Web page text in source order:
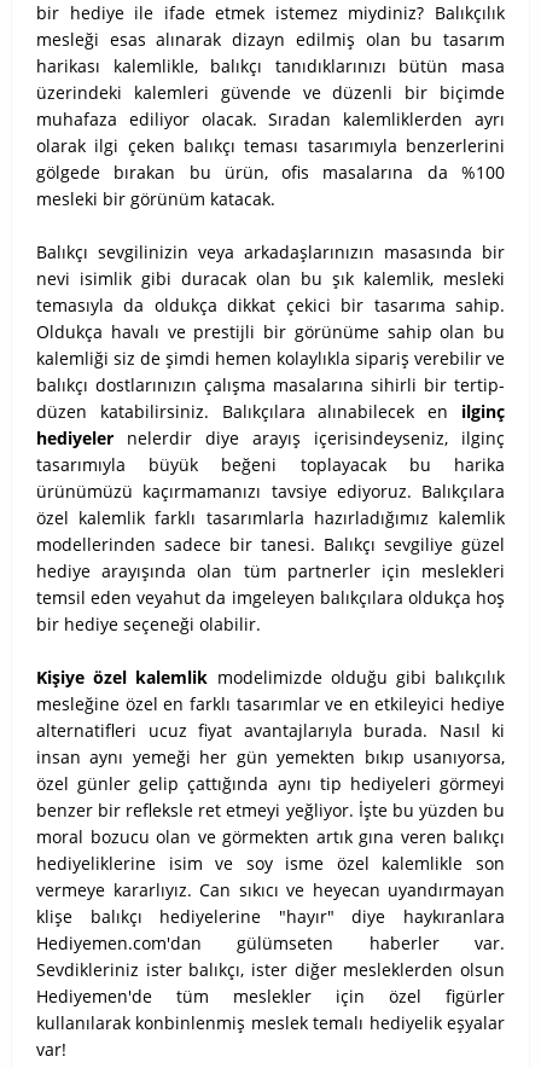
bir hediye ile ifade etmek istemez miydiniz? Balıkçılık
mesleği esas alınarak dizayn edilmiş olan bu tasarım
harikası kalemlikle, balıkçı tanıdıklarınızı bütün masa
üzerindeki kalemleri güvende ve düzenli bir biçimde
muhafaza ediliyor olacak. Sıradan kalemliklerden ayrı
olarak ilgi çeken balıkçı teması tasarımıyla benzerlerini
gölgede bırakan bu ürün, ofis masalarına da %100
mesleki bir görünüm katacak.
Balıkçı sevgilinizin veya arkadaşlarınızın masasında bir
nevi isimlik gibi duracak olan bu şık kalemlik, mesleki
temasıyla da oldukça dikkat çekici bir tasarıma sahip.
Oldukça havalı ve prestijli bir görünüme sahip olan bu
kalemliği siz de şimdi hemen kolaylıkla sipariş verebilir ve
balıkçı dostlarınızın çalışma masalarına sihirli bir tertip-
düzen katabilirsiniz. Balıkçılara alınabilecek en ilginç
hediyeler nelerdir diye arayış içerisindeyseniz, ilginç
tasarımıyla büyük beğeni toplayacak bu harika
ürünümüzü kaçırmamanızı tavsiye ediyoruz. Balıkçılara
özel kalemlik farklı tasarımlarla hazırladığımız kalemlik
modellerinden sadece bir tanesi. Balıkçı sevgiliye güzel
hediye arayışında olan tüm partnerler için meslekleri
temsil eden veyahut da imgeleyen balıkçılara oldukça hoş
bir hediye seçeneği olabilir.
Kişiye özel kalemlik modelimizde olduğu gibi balıkçılık
mesleğine özel en farklı tasarımlar ve en etkileyici hediye
alternatifleri ucuz fiyat avantajlarıyla burada. Nasıl ki
insan aynı yemeği her gün yemekten bıkıp usanıyorsa,
özel günler gelip çattığında aynı tip hediyeleri görmeyi
benzer bir refleksle ret etmeyi yeğliyor. İşte bu yüzden bu
moral bozucu olan ve görmekten artık gına veren balıkçı
hediyeliklerine isim ve soy isme özel kalemlikle son
vermeye kararlıyız. Can sıkıcı ve heyecan uyandırmayan
klişe balıkçı hediyelerine "hayır" diye haykıranlara
Hediyemen.com'dan gülümseten haberler var.
Sevdikleriniz ister balıkçı, ister diğer mesleklerden olsun
Hediyemen'de tüm meslekler için özel figürler
kullanılarak konbinlenmiş meslek temalı hediyelik eşyalar
var!